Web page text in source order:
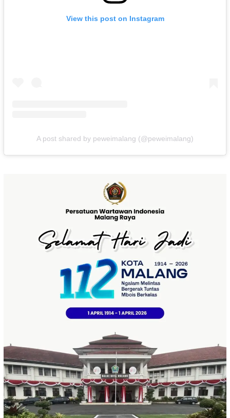
View this post on Instagram
A post shared by peweimalang (@peweimalang)